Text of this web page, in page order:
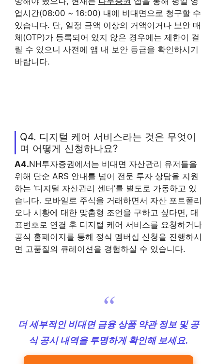
업시간(08:00 ~ 16:00) 내에 비대면으로 청구할 수
있습니다. 단, 일정 금액 이상의 거액이거나 보안 매
체(OTP)가 등록되어 있지 않은 경우에는 제한이 걸
릴 수 있으니 사전에 앱 내 보안 등급을 확인하시기
바랍니다.
Q4. 디지털 케어 서비스라는 것은 무엇이
며 어떻게 신청하나요?
A4.NH투자증권에서는 비대면 자산관리 유저들을
위해 단순 ARS 안내를 넘어 전문 투자 상담을 지원
하는 ‘디지털 자산관리 센터’를 별도로 가동하고 있
습니다. 모바일로 주식을 거래하면서 자산 포트폴리
오나 시황에 대한 맞춤형 조언을 구하고 싶다면, 대
표번호로 연결 후 디지털 케어 서비스를 요청하거나
공식 홈페이지를 통해 정식 멤버십 신청을 진행하시
면 고품질의 큐레이션을 경험하실 수 있습니다.
더 세부적인 비대면 금융 상품 약관 정보 및 공
식 공시 내역을 투명하게 확인해 보세요.